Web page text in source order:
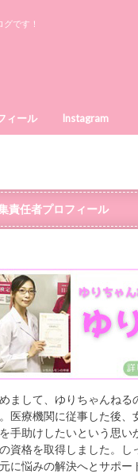
です！
ィール Instagram
責任者プロフィール
まして、ゆりちゃんねる
医療機関に従事した後、
手助けしたいという思い
資格を取得しました。し
に悩みの解決へとサポー